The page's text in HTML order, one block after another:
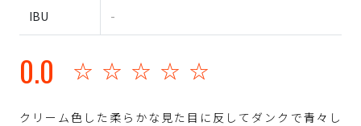
IBU -
0.0 ☆☆☆☆☆
クリーム色した柔らかな見た目に反してダンクで青々し